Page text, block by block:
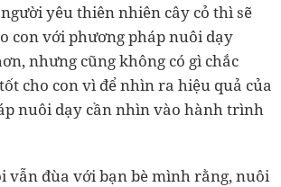
yêu thiên nhiên cây cỏ thì sẽ
con với phương pháp nuôi dạy
nhưng cũng không có gì chắc
cho con vì để nhìn ra hiệu quả của
nuôi dạy cần nhìn vào hành trình
vẫn đùa với bạn bè mình rằng, nuôi